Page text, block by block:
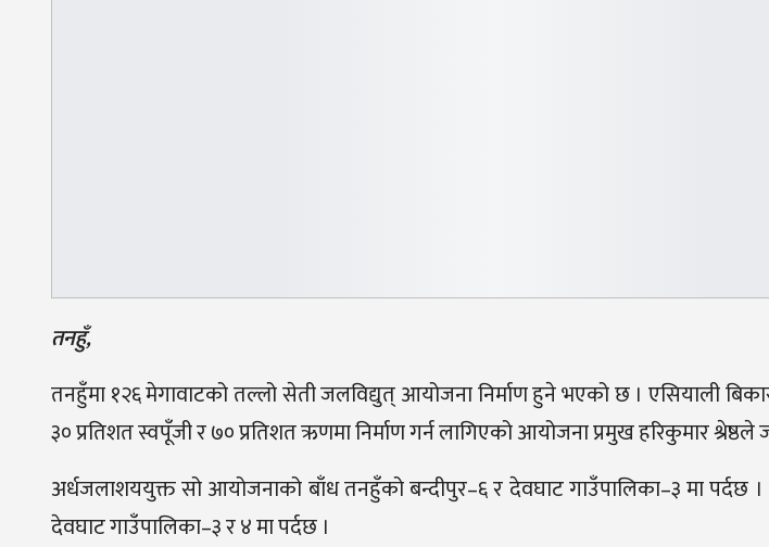
तनहुँ,
तनहुँमा १२६ मेगावाटको तल्लो सेती जलविद्युत् आयोजना निर्माण हुने भएको छ । एसियाली
३० प्रतिशत स्वपूँजी र ७० प्रतिशत ऋणमा निर्माण गर्न लागिएको आयोजना प्रमुख हरिकुमार श्रेष्ठले
अर्धजलाशययुक्त सो आयोजनाको बाँध तनहुँको बन्दीपुर–६ र देवघाट गाउँपालिका–३ मा पर्दछ
देवघाट गाउँपालिका–३ र ४ मा पर्दछ ।